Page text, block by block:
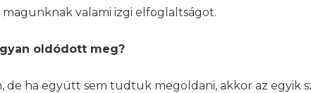
valami izgi elfoglaltságot.
oldódott meg?
ha együtt sem tudtuk megoldani, akkor az egyik